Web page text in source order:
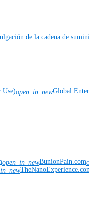
de la cadena de
Use)open_in_newGlobal
open_in_newBunionPain.com